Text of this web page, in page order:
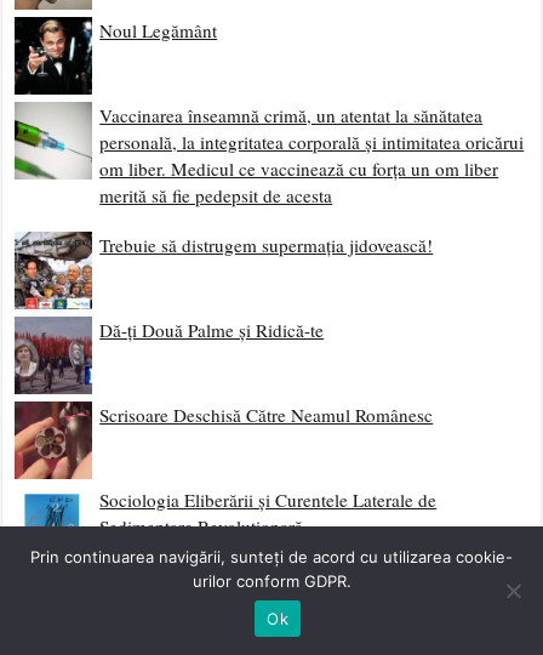
Noul Legământ
Vaccinarea înseamnă crimă, un atentat la sănătatea
personală, la integritatea corporală și intimitatea oricărui
om liber. Medicul ce vaccinează cu forța un om liber
merită să fie pedepsit de acesta
Trebuie să distrugem supermația jidovească!
Dă-ți Două Palme și Ridică-te
Scrisoare Deschisă Către Neamul Românesc
Sociologia Eliberării și Curentele Laterale de
Sedimentare Revoluționară
Împotriva Fatalismului
Prin continuarea navigării, sunteți de acord cu utilizarea cookie-
urilor conform GDPR.
Ok